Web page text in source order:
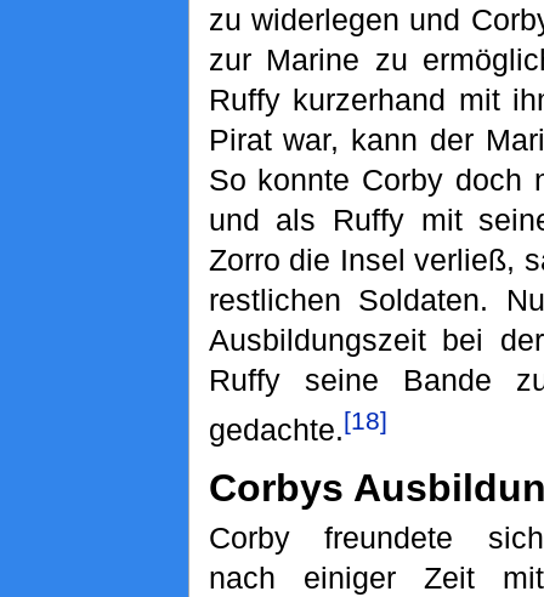
zu widerlegen und
zur Marine zu
Ruffy kurzerhand mit
Pirat war, kann der
So konnte Corby doch
und als Ruffy mit
Zorro die Insel verließ,
restlichen Soldaten.
Ausbildungszeit bei
Ruffy seine Bande
gedachte.[18]
Corbys
Corby freundete sich
nach einiger Zeit mit